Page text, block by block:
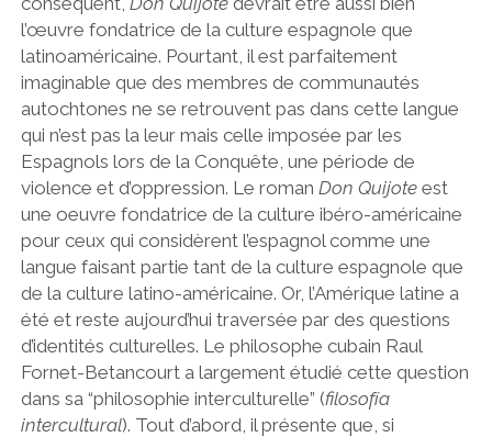
l’œuvre fondatrice de la culture espagnole que
latinoaméricaine. Pourtant, il est parfaitement
imaginable que des membres de communautés
autochtones ne se retrouvent pas dans cette langue
qui n’est pas la leur mais celle imposée par les
Espagnols lors de la Conquête, une période de
violence et d’oppression. Le roman Don Quijoteest
une oeuvre fondatrice de la culture ibéro-américaine
pour ceux qui considèrent l’espagnol comme une
langue faisant partie tant de la culture espagnole que
de la culture latino-américaine. Or, l’Amérique latine a
été et reste aujourd’hui traversée par des questions
d’identités culturelles. Le philosophe cubain Raul
Fornet-Betancourt a largement étudié cette question
dans sa “philosophie interculturelle” (filosofía
intercultural). Tout d’abord, il présente que, si